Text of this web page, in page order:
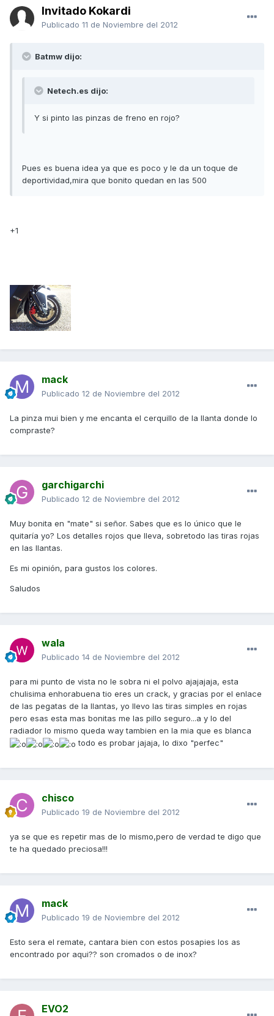
Invitado Kokardi
Publicado 11 de Noviembre del 2012
Batmw dijo:
Netech.es dijo:
Y si pinto las pinzas de freno en rojo?
Pues es buena idea ya que es poco y le da un toque de
deportividad,mira que bonito quedan en las 500
+1
mack
Publicado 12 de Noviembre del 2012
La pinza mui bien y me encanta el cerquillo de la llanta donde lo
compraste?
garchigarchi
Publicado 12 de Noviembre del 2012
Muy bonita en "mate" si señor. Sabes que es lo único que le
quitaría yo? Los detalles rojos que lleva, sobretodo las tiras rojas
en las llantas.
Es mi opinión, para gustos los colores.
Saludos
wala
Publicado 14 de Noviembre del 2012
para mi punto de vista no le sobra ni el polvo ajajajaja, esta
chulisima enhorabuena tio eres un crack, y gracias por el enlace
de las pegatas de la llantas, yo llevo las tiras simples en rojas
pero esas esta mas bonitas me las pillo seguro...a y lo del
radiador lo mismo queda way tambien en la mia que es blanca
todo es probar jajaja, lo dixo "perfec"
chisco
Publicado 19 de Noviembre del 2012
ya se que es repetir mas de lo mismo,pero de verdad te digo que
te ha quedado preciosa!!!
mack
Publicado 19 de Noviembre del 2012
Esto sera el remate, cantara bien con estos posapies los as
encontrado por aqui?? son cromados o de inox?
EVO2